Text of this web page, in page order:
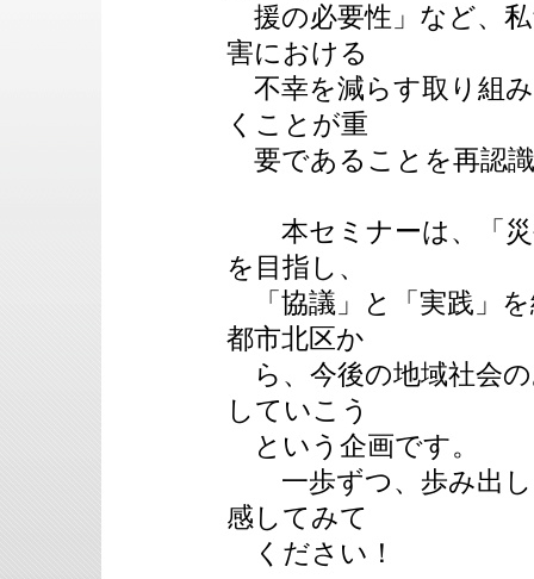
援の必要性」など、
害における
不幸を減らす取り組
くことが重
要であることを再認
本セミナーは、「災
を目指し、
「協議」と「実践」
都市北区か
ら、今後の地域社会
していこう
という企画です。
一歩ずつ、歩み出し
感してみて
ください！